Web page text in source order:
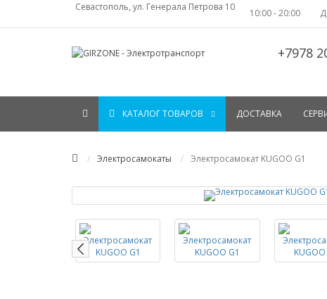
Севастополь, ул. Генерала Петрова 10
10:00 - 20:00
+7978
КАТАЛОГ ТОВАРОВ ДОСТАВКА
Электросамокаты Электросамокат KUGOO G1